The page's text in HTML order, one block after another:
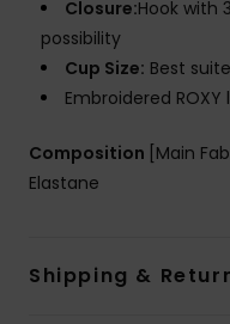
Closure:Hook with
possibility
Cup Size: Best
Embroidered ROXY
Composition [Main
Elastane
Shipping &